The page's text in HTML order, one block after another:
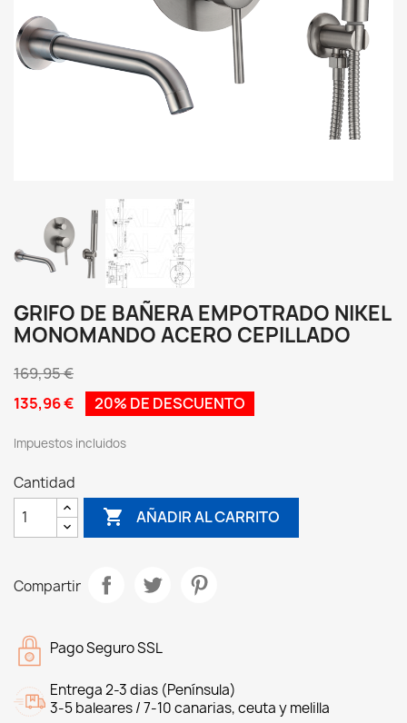
GRIFO DE BAÑERA EMPOTRADO NIKEL
MONOMANDO ACERO CEPILLADO
169,95 €
135,96 €
20% DE DESCUENTO
Impuestos incluidos
Cantidad
 AÑADIR AL CARRITO
Compartir
Pago Seguro SSL
Entrega 2-3 dias (Península)
3-5 baleares / 7-10 canarias, ceuta y melilla